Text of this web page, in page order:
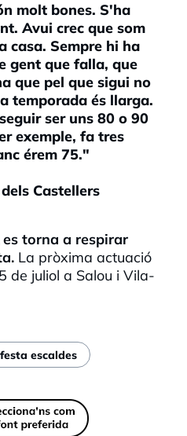
molt bones. S'ha
Avui crec que som
casa. Sempre hi ha
gent que falla, que
que pel que sigui no
temporada és llarga.
ser uns 80 o 90
exemple, fa tres
érem 75."
Castellers
es torna a respirar
La pròxima actuació
de juliol a Salou i Vila-
festa escaldes